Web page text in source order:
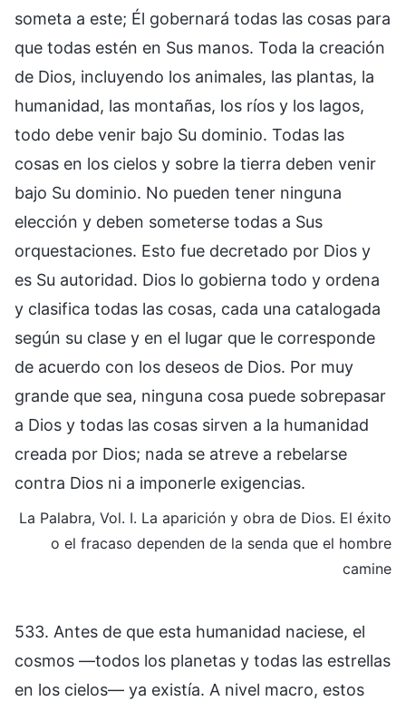
someta a este; Él gobernará todas las cosas para
que todas estén en Sus manos. Toda la creación
de Dios, incluyendo los animales, las plantas, la
humanidad, las montañas, los ríos y los lagos,
todo debe venir bajo Su dominio. Todas las
cosas en los cielos y sobre la tierra deben venir
bajo Su dominio. No pueden tener ninguna
elección y deben someterse todas a Sus
orquestaciones. Esto fue decretado por Dios y
es Su autoridad. Dios lo gobierna todo y ordena
y clasifica todas las cosas, cada una catalogada
según su clase y en el lugar que le corresponde
de acuerdo con los deseos de Dios. Por muy
grande que sea, ninguna cosa puede sobrepasar
a Dios y todas las cosas sirven a la humanidad
creada por Dios; nada se atreve a rebelarse
contra Dios ni a imponerle exigencias.
La Palabra, Vol. I. La aparición y obra de Dios. El éxito
o el fracaso dependen de la senda que el hombre
camine
533. Antes de que esta humanidad naciese, el
cosmos —todos los planetas y todas las estrellas
en los cielos— ya existía. A nivel macro, estos